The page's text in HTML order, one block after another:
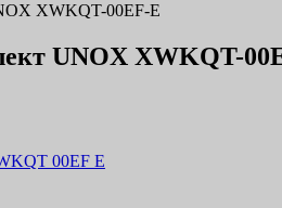
XWKQT-00EF-E
UNOX XWKQT-